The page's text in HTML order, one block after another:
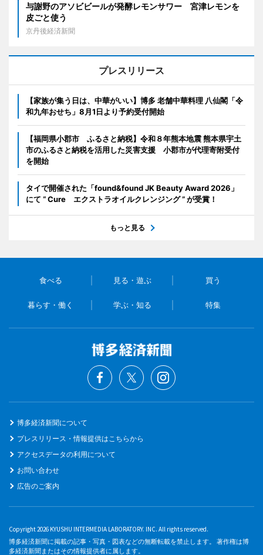
与謝野のアソビビールが発酵レモンサワー 宮津レモンを
皮ごと使う
京丹後経済新聞
プレスリリース
【家族が集う日は、中華がいい】博多 老舗中華料理 八仙閣「令
和九年おせち」8月1日より予約受付開始
【福岡県小郡市 ふるさと納税】令和８年熊本地震 熊本県宇土
市のふるさと納税を活用した災害支援 小郡市が代理寄附受付
を開始
タイで開催された「found&found JK Beauty Award 2026」
にて “ Cure エクストラオイルクレンジング ” が受賞！
もっと見る
食べる 見る・遊ぶ 買う
暮らす・働く 学ぶ・知る 特集
博多経済新聞について
プレスリリース・情報提供はこちらから
アクセスデータの利用について
お問い合わせ
広告のご案内
Copyright 2026 KYUSHU INTERMEDIA LABORATORY. INC. All rights reserved.
博多経済新聞に掲載の記事・写真・図表などの無断転載を禁止します。 著作権は博
多経済新聞またはその情報提供者に属します。